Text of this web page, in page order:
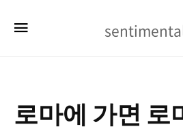
로마에 가면 로